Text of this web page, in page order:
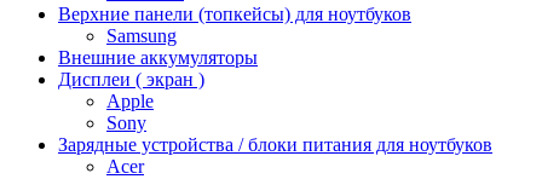
Верхние панели (топкейсы) для ноутбуков
Samsung
Внешние аккумуляторы
Дисплеи ( экран )
Apple
Sony
Зарядные устройства / блоки питания для ноутбуков
Acer